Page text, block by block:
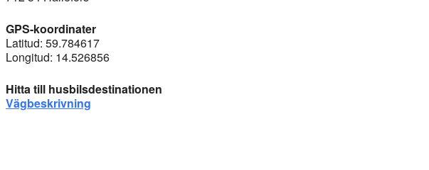
GPS-koordinater
Latitud: 59.784617
Longitud: 14.526856
Hitta till husbilsdestinationen
Vägbeskrivning